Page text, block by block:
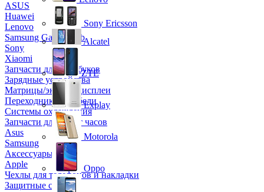
ASUS
Huawei
Lenovo
Samsung Galaxy Tab
Sony
Xiaomi
Запчасти для ноутбуков
Зарядные устройства
Матрицы/экраны/дисплеи
Переходники и кабели
Системы охлаждения
Запчасти для смарт часов
Asus
Samsung
Аксессуары
Apple
Чехлы для телефонов и накладки
Защитные стекла
Sony Ericsson
Alcatel
ZTE
Explay
Motorola
Oppo